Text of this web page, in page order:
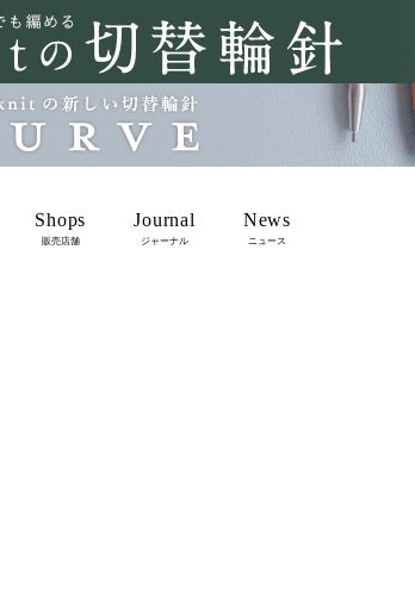
Shops
販売店舗
Journal
ジャーナル
News
ニュース